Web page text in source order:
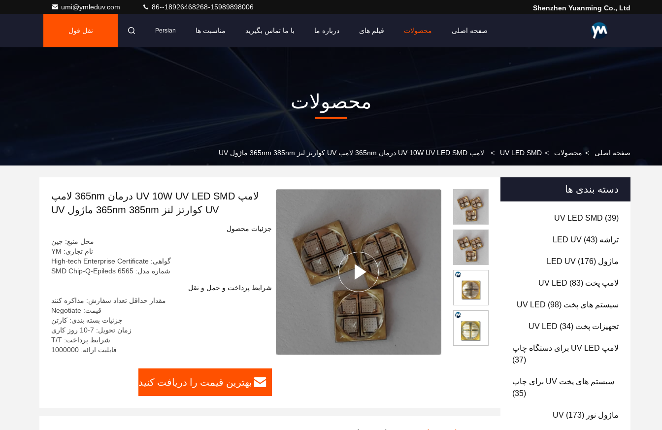
Shenzhen Yuanming Co., Ltd
umi@ymleduv.com 86--18926468268-15989898006
صفحه اصلی محصولات فیلم های درباره ما با ما تماس بگیرید مناسبت ها Persian نقل قول
محصولات
صفحه اصلی > محصولات >
UV LED SMD
> لامپ UV 10W UV LED SMD درمان 365nm لامپ UV کوارتز لنز 365nm 385nm ماژول UV
دسته بندی ها
UV LED SMD (39)
تراشه LED UV (43)
ماژول LED UV (176)
لامپ پخت UV LED (83)
سیستم های پخت UV LED (98)
تجهیزات پخت UV LED (34)
لامپ UV LED برای دستگاه چاپ
(37)
سیستم های پخت UV برای چاپ
(35)
ماژول نور UV (173)
لامپ UV 10W UV LED SMD درمان 365nm لامپ
UV کوارتز لنز 365nm 385nm ماژول UV
جزئیات محصول
محل منبع: چین
نام تجاری: YM
گواهی: High-tech Enterprise Certificate
شماره مدل: 6565 SMD Chip-Q-Epileds
شرایط پرداخت و حمل و نقل
مقدار حداقل تعداد سفارش: مذاکره کنند
قیمت: Negotiate
جزئیات بسته بندی: کارتن
زمان تحویل: 7-10 روز کاری
شرایط پرداخت: T/T
قابلیت ارائه: 1000000
بهترین قیمت را دریافت کنید